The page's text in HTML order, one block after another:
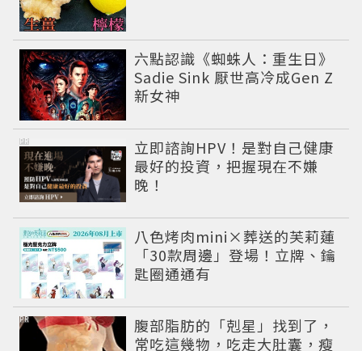
六點認識《蜘蛛人：重生日》
Sadie Sink 厭世高冷成Gen Z
新女神
立即諮詢HPV！是對自己健康
最好的投資，把握現在不嫌
晚！
PR
八色烤肉mini×葬送的芙莉蓮
「30款周邊」登場！立牌、鑰
匙圈通通有
腹部脂肪的「剋星」找到了，
常吃這幾物，吃走大肚囊，瘦
PR